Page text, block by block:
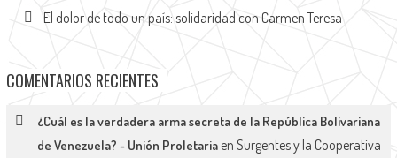
El dolor de todo un país: solidaridad con Carmen Teresa
COMENTARIOS RECIENTES
¿Cuál es la verdadera arma secreta de la República Bolivariana
de Venezuela? - Unión Proletariaen Surgentes y la Cooperativa